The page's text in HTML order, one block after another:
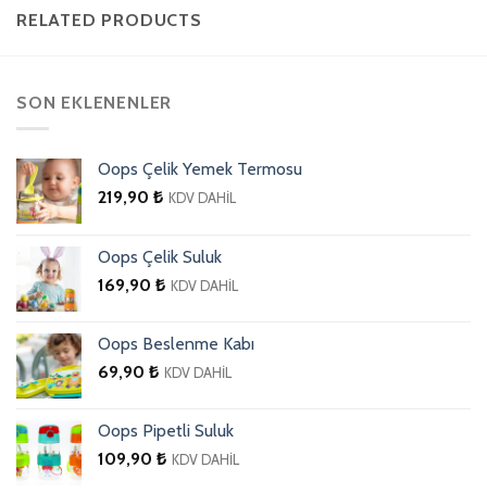
RELATED PRODUCTS
SON EKLENENLER
Oops Çelik Yemek Termosu
219,90 ₺ KDV DAHİL
Oops Çelik Suluk
169,90 ₺ KDV DAHİL
Oops Beslenme Kabı
69,90 ₺ KDV DAHİL
Oops Pipetli Suluk
109,90 ₺ KDV DAHİL